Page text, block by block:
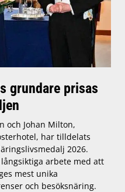
grundare prisas
och Johan Milton,
har tilldelats
2026.
arbete med att
mest unika
och besöksnäring.